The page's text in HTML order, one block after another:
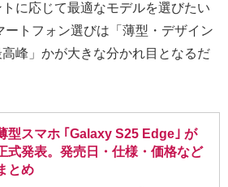
に応じて最適なモデルを選びたい
ートフォン選びは「薄型・デザイン
峰」かが大きな分かれ目となるだ
型スマホ ｢Galaxy S25 Edge｣ が
式発表。発売日・仕様・価格など
とめ